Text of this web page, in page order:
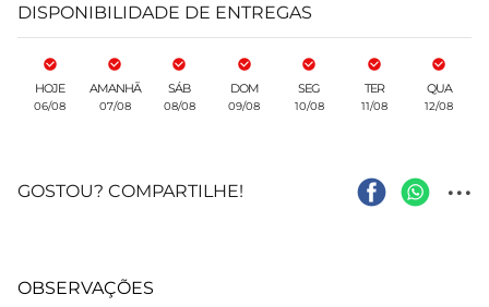
DISPONIBILIDADE DE ENTREGAS
HOJE
06/08
AMANHÃ
07/08
SÁB
08/08
DOM
09/08
SEG
10/08
TER
11/08
QUA
12/08
GOSTOU? COMPARTILHE! ...
OBSERVAÇÕES